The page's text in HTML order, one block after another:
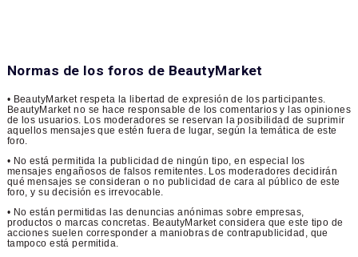
Normas de los foros de BeautyMarket
• BeautyMarket respeta la libertad de expresión de los participantes.
BeautyMarket no se hace responsable de los comentarios y las opiniones
de los usuarios. Los moderadores se reservan la posibilidad de suprimir
aquellos mensajes que estén fuera de lugar, según la temática de este
foro.
• No está permitida la publicidad de ningún tipo, en especial los
mensajes engañosos de falsos remitentes. Los moderadores decidirán
qué mensajes se consideran o no publicidad de cara al público de este
foro, y su decisión es irrevocable.
• No están permitidas las denuncias anónimas sobre empresas,
productos o marcas concretas. BeautyMarket considera que este tipo de
acciones suelen corresponder a maniobras de contrapublicidad, que
tampoco está permitida.